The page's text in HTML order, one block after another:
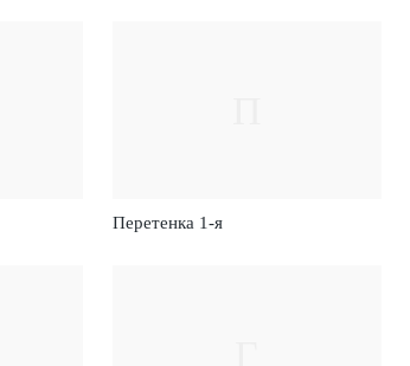
Перетенка 1-я